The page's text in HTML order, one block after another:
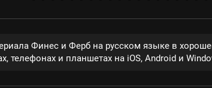
Финес и Ферб на русском языке в
телефонах и планшетах на iOS, Android и